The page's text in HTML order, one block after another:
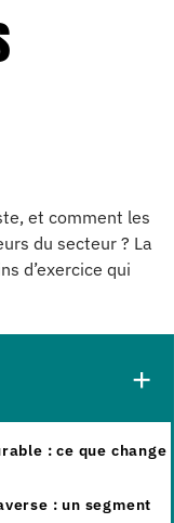
et comment les
du secteur ? La
d’exercice qui
: ce que change
: un segment